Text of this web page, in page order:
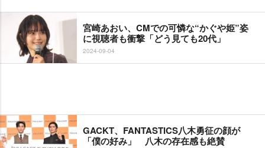
宮崎あおい、CMでの可憐な“かぐや姫”姿
に視聴者も衝撃「どう見ても20代」
2024-09-04
GACKT、FANTASTICS八木勇征の顔が
「僕の好み」 八木の存在感も絶賛